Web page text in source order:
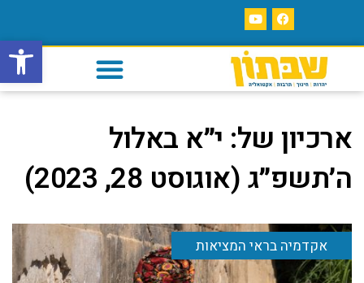
פתח
ארכיון של: י״א באלול
ה׳תשפ״ג (אוגוסט 28, 2023)
אקדמיה בראי המציאות